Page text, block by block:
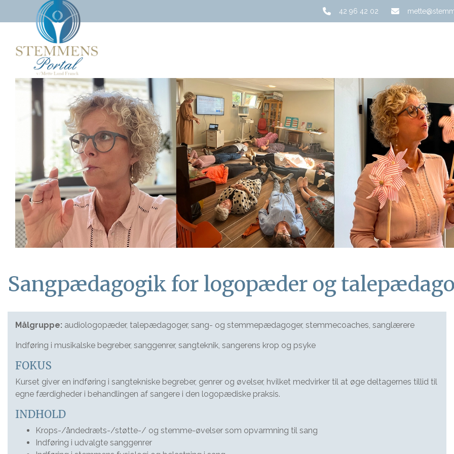
hovedindhold
42 96 42 02
Previous
Sangpædagogik for logopæder og
Målgruppe: audiologopæder, talepædagoger, sang- og stemmepædagoger, stemmecoaches, sanglærere
Indføring i musikalske begreber, sanggenrer, sangteknik, sangerens krop og psyke
FOKUS
Kurset giver en indføring i sangtekniske begreber, genrer og øvelser, hvilket medvirker til at øge deltagernes tillid til
egne færdigheder i behandlingen af sangere i den logopædiske praksis.
INDHOLD
Krops-/åndedræts-/støtte-/ og stemme-øvelser som opvarmning til sang
Indføring i udvalgte sanggenrer